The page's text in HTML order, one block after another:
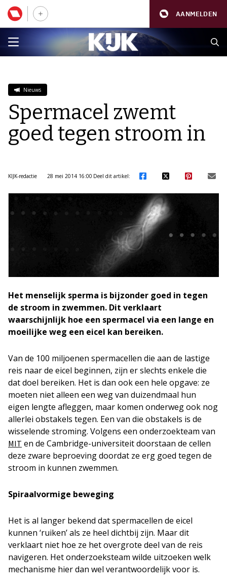
AANMELDEN
Nieuws
Spermacel zwemt
goed tegen stroom in
KIJK-redactie 28 mei 2014 16:00 Deel dit artikel:
Het menselijk sperma is bijzonder goed in tegen
de stroom in zwemmen. Dit verklaart
waarschijnlijk hoe een spermacel via een lange en
moeilijke weg een eicel kan bereiken.
Van de 100 miljoenen spermacellen die aan de lastige
reis naar de eicel beginnen, zijn er slechts enkele die
dat doel bereiken. Het is dan ook een hele opgave: ze
moeten niet alleen een weg van duizendmaal hun
eigen lengte afleggen, maar komen onderweg ook nog
allerlei obstakels tegen. Een van die obstakels is de
wisselende stroming. Volgens een onderzoekteam van
MIT en de Cambridge-universiteit doorstaan de cellen
deze zware beproeving doordat ze erg goed tegen de
stroom in kunnen zwemmen.
Spiraalvormige beweging
Het is al langer bekend dat spermacellen de eicel
kunnen ‘ruiken’ als ze heel dichtbij zijn. Maar dit
verklaart niet hoe ze het overgrote deel van de reis
navigeren. Het onderzoeksteam wilde uitzoeken welk
mechanisme hier dan wel verantwoordelijk voor is.